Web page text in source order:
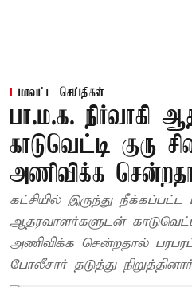
மாவட்ட செய்திகள்
பா.ம.க. நிர்வாகி
காடுவெட்டி குரு
அணிவிக்க
கட்சியில் இருந்து நீக்கப்பட்ட
ஆதரவாளர்களுடன்
அணிவிக்க சென்றதால்
போலீசார் தடுத்து